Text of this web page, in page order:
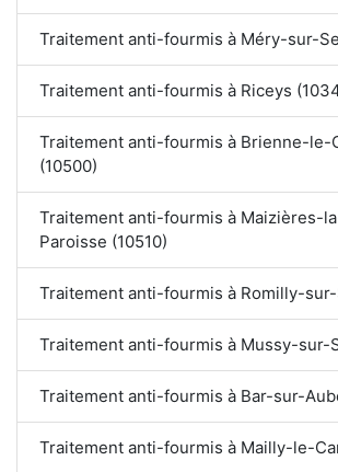
Traitement anti-fourmis à Méry-sur-
Traitement anti-fourmis à Riceys
Traitement anti-fourmis à Brienne-le-
(10500)
Traitement anti-fourmis à Maizières-
Paroisse (10510)
Traitement anti-fourmis à Romilly-sur-
Traitement anti-fourmis à Mussy-sur-
Traitement anti-fourmis à Bar-sur-
Traitement anti-fourmis à Mailly-le-